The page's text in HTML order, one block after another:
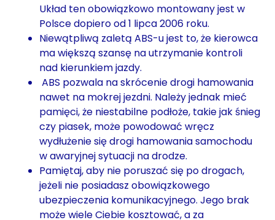
Układ ten obowiązkowo montowany jest w
Polsce dopiero od 1 lipca 2006 roku.
Niewątpliwą zaletą ABS-u jest to, że kierowca
ma większą szansę na utrzymanie kontroli
nad kierunkiem jazdy.
ABS pozwala na skrócenie drogi hamowania
nawet na mokrej jezdni. Należy jednak mieć
pamięci, że niestabilne podłoże, takie jak śnieg
czy piasek, może powodować wręcz
wydłużenie się drogi hamowania samochodu
w awaryjnej sytuacji na drodze.
Pamiętaj, aby nie poruszać się po drogach,
jeżeli nie posiadasz obowiązkowego
ubezpieczenia komunikacyjnego. Jego brak
może wiele Ciebie kosztować, a za